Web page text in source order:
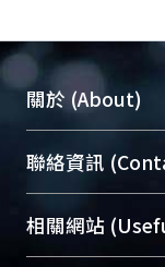
關於 (About)
臺大位居世界
展現本校豐碩
機構典藏（
台，成為臺大
聯絡資訊
總館學科館員
醫學圖書館學
相關網站